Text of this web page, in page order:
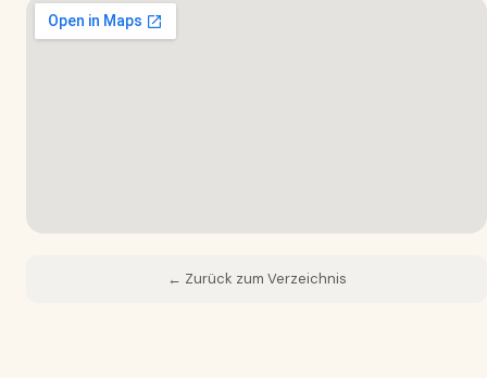
← Zurück zum Verzeichnis